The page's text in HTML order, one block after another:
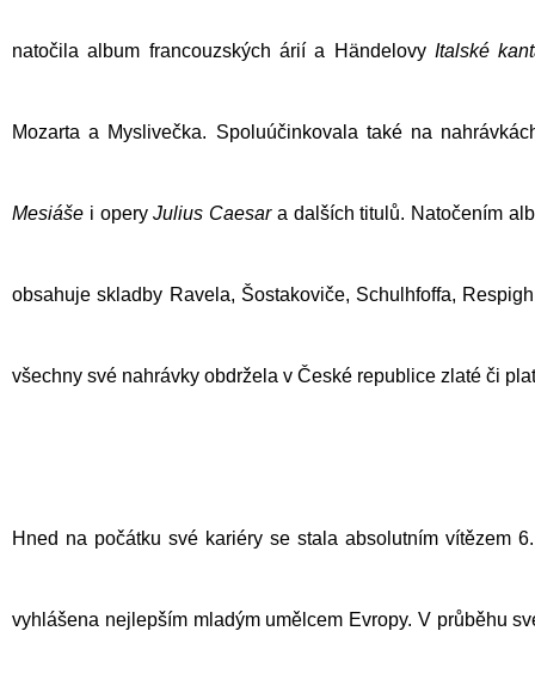
natočila album francouzských árií a Händelovy Italské
Mozarta a Myslivečka. Spoluúčinkovala také na
Mesiáše i operyJulius Caesara dalších titulů. Natočením
obsahuje skladby Ravela, Šostakoviče, Schulhfoffa,
všechny své nahrávky obdržela v České republice zlaté či
Hned na počátku své kariéry se stala absolutním vítězem
vyhlášena nejlepším mladým umělcem Evropy. V průběhu